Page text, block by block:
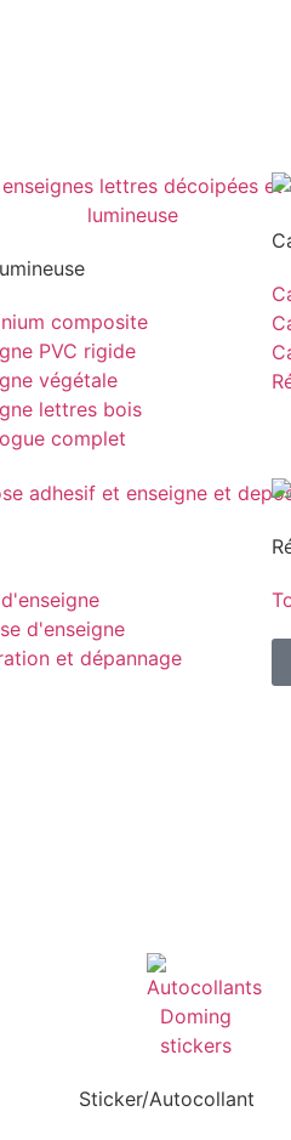
composite
PVC rigide
végétale
lettres bois
complet
d'enseigne
et dépannage
Sticker/Autocollant